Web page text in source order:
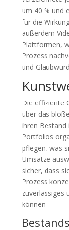
um 40 % und
für die
außerdem
Plattformen,
Prozess
und
Die effiziente
über das
ihren Bestand
Portfolios
pflegen, was
Umsätze
sicher, dass
Prozess
zuverlässiges
können.